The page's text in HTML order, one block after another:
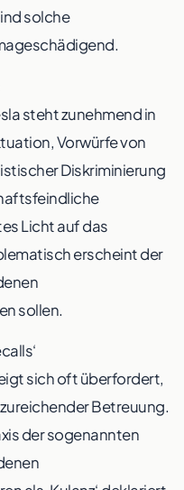
solche
steht zunehmend in
Vorwürfe von
Diskriminierung
Licht auf das
erscheint der
sollen.
sich oft überfordert,
Betreuung.
der sogenannten